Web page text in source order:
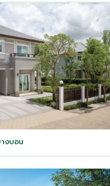
งบอน